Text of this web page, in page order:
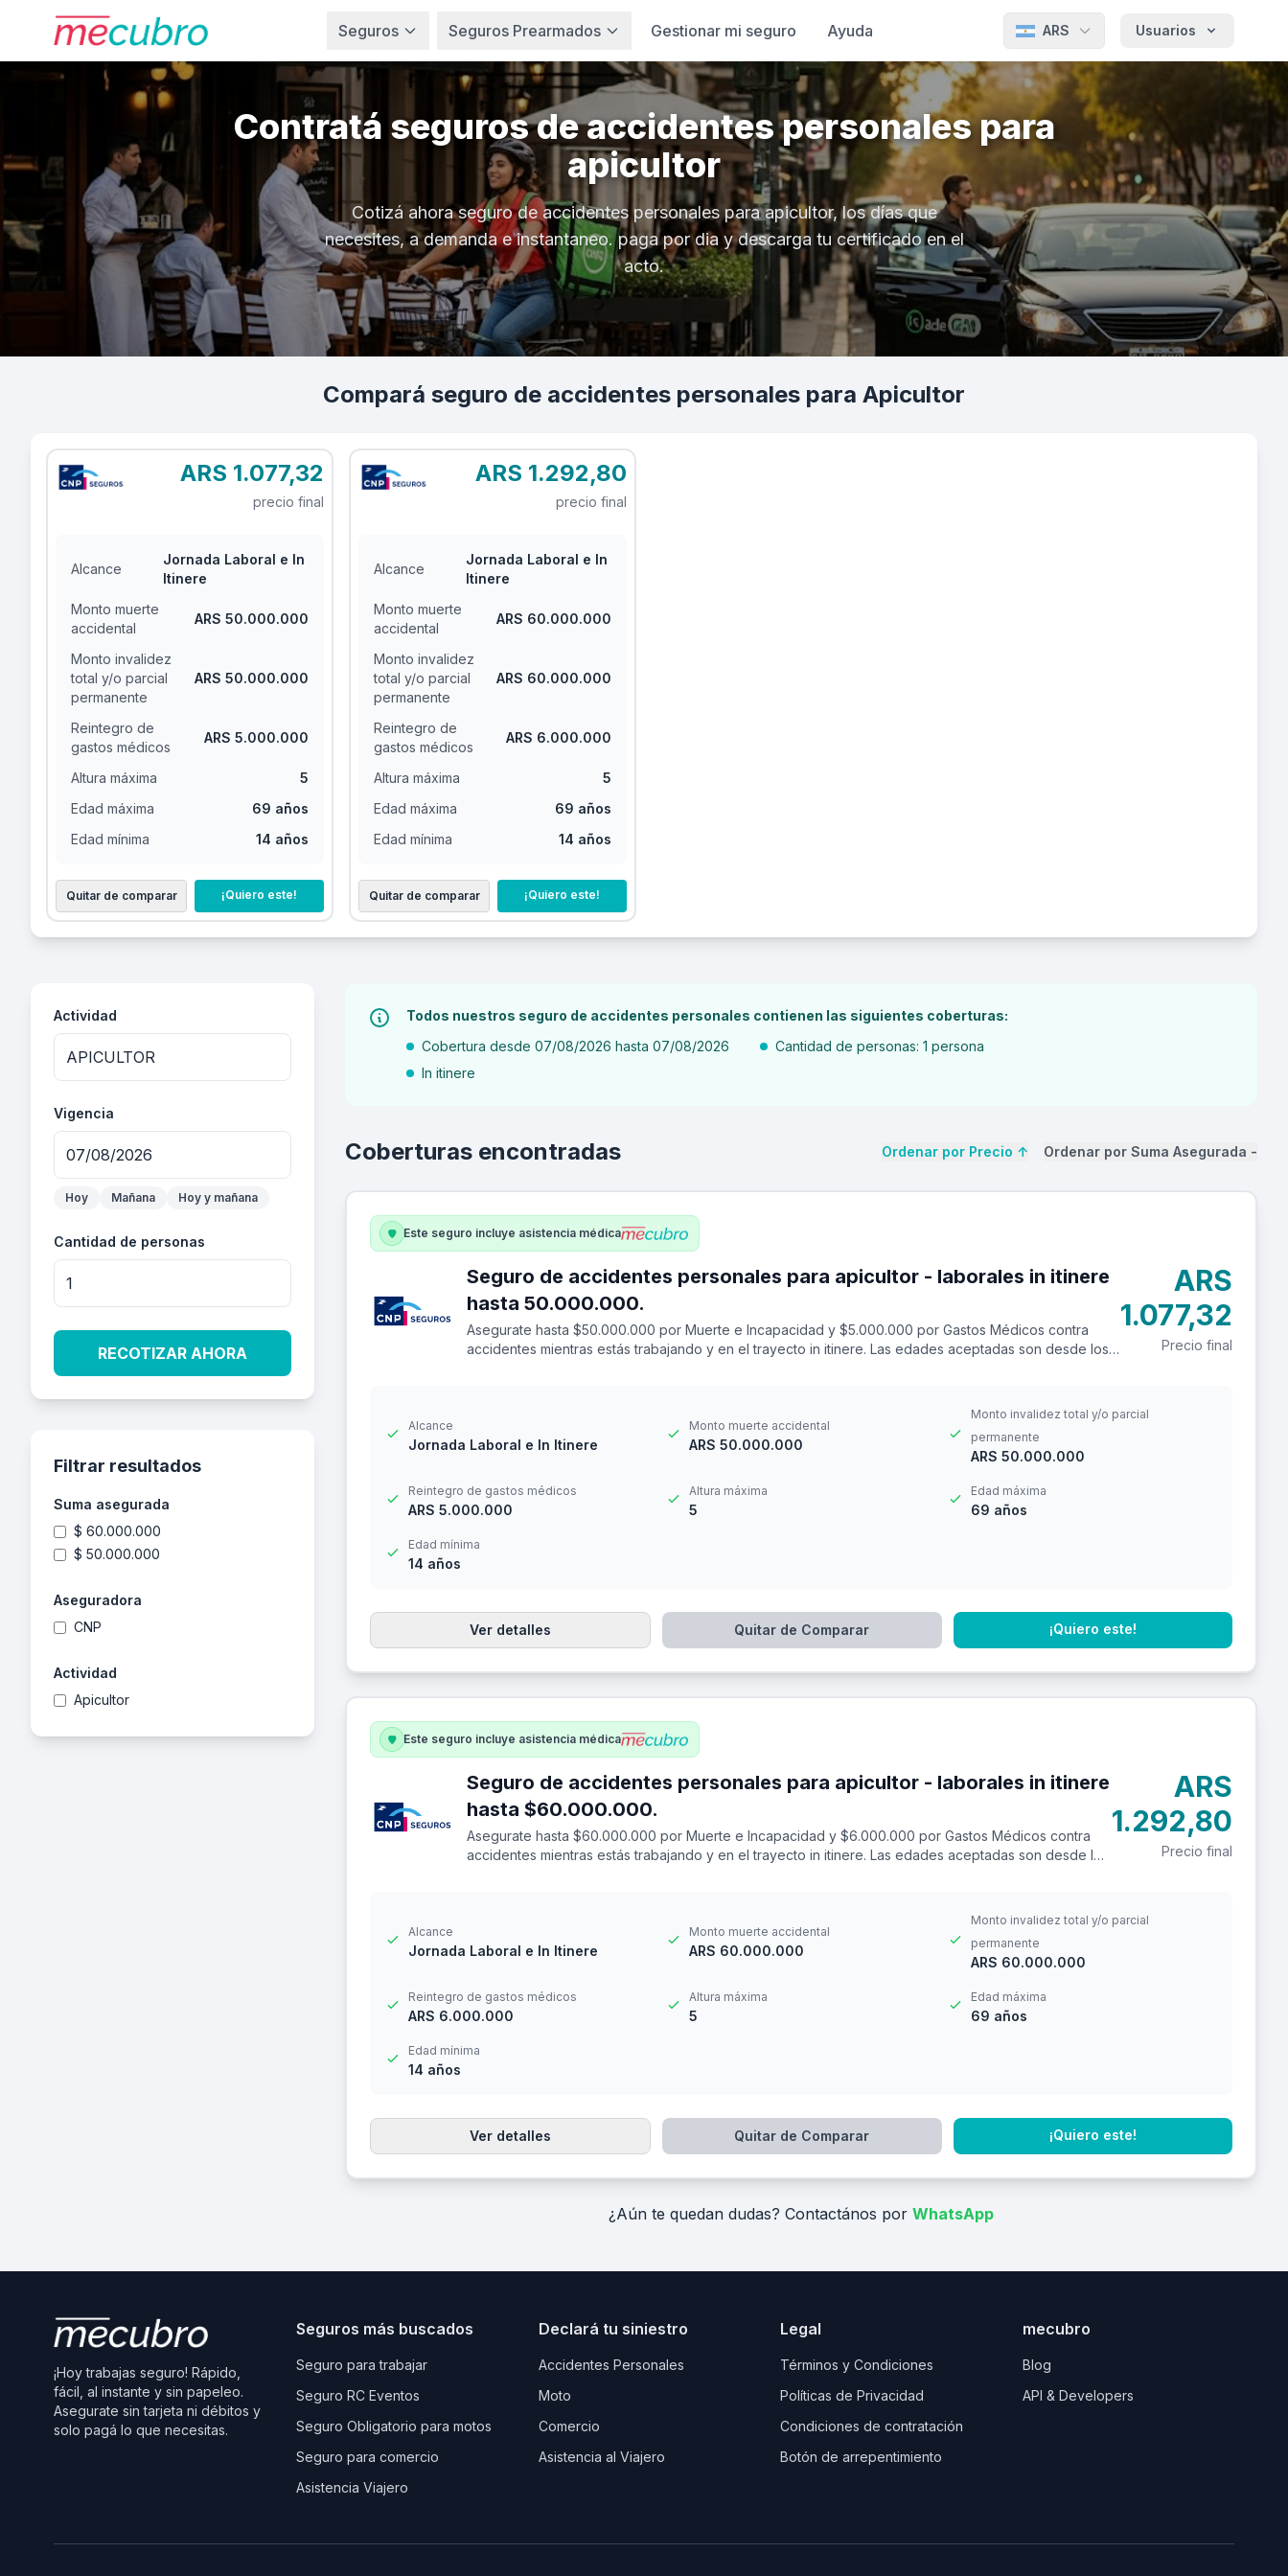
Seguros Seguros Prearmados Gestionar mi seguro Ayuda ARS Usuarios
Contratá seguros de accidentes personales para
apicultor
Cotizá ahora seguro de accidentes personales para apicultor, los días que
necesites, a demanda e instantaneo. paga por dia y descarga tu certificado en el
acto.
Compará seguro de accidentes personales para Apicultor
ARS 1.077,32
precio final
Alcance
Jornada Laboral e In
Itinere
Monto muerte
accidental
ARS 50.000.000
Monto invalidez
total y/o parcial
permanente
ARS 50.000.000
Reintegro de
gastos médicos
ARS 5.000.000
Altura máxima
5
Edad máxima
69 años
Edad mínima
14 años
Quitar de comparar ¡Quiero este!
ARS 1.292,80
precio final
Alcance
Jornada Laboral e In
Itinere
Monto muerte
accidental
ARS 60.000.000
Monto invalidez
total y/o parcial
permanente
ARS 60.000.000
Reintegro de
gastos médicos
ARS 6.000.000
Altura máxima
5
Edad máxima
69 años
Edad mínima
14 años
Quitar de comparar ¡Quiero este!
Actividad
Vigencia
Hoy Mañana Hoy y mañana
Cantidad de personas
RECOTIZAR AHORA
Filtrar resultados
Suma asegurada
$ 60.000.000
$ 50.000.000
Aseguradora
CNP
Actividad
Apicultor
Todos nuestros seguro de accidentes personales contienen las siguientes coberturas:
Cobertura desde 07/08/2026 hasta 07/08/2026
Cantidad de personas: 1 persona
In itinere
Coberturas encontradas Ordenar por Precio ↑ Ordenar por Suma Asegurada -
Este seguro incluye asistencia médica
Seguro de accidentes personales para apicultor - laborales in itinere
hasta 50.000.000.
Asegurate hasta $50.000.000 por Muerte e Incapacidad y $5.000.000 por Gastos Médicos contra
accidentes mientras estás trabajando y en el trayecto in itinere. Las edades aceptadas son desde los
ARS
1.077,32
Precio final
Alcance
Jornada Laboral e In Itinere
Monto muerte accidental
ARS 50.000.000
Monto invalidez total y/o parcial
permanente
ARS 50.000.000
Reintegro de gastos médicos
ARS 5.000.000
Altura máxima
5
Edad máxima
69 años
Edad mínima
14 años
Ver detalles Quitar de Comparar ¡Quiero este!
Este seguro incluye asistencia médica
Seguro de accidentes personales para apicultor - laborales in itinere
hasta $60.000.000.
Asegurate hasta $60.000.000 por Muerte e Incapacidad y $6.000.000 por Gastos Médicos contra
accidentes mientras estás trabajando y en el trayecto in itinere. Las edades aceptadas son desde los
ARS
1.292,80
Precio final
Alcance
Jornada Laboral e In Itinere
Monto muerte accidental
ARS 60.000.000
Monto invalidez total y/o parcial
permanente
ARS 60.000.000
Reintegro de gastos médicos
ARS 6.000.000
Altura máxima
5
Edad máxima
69 años
Edad mínima
14 años
Ver detalles Quitar de Comparar ¡Quiero este!
¿Aún te quedan dudas? Contactános por WhatsApp
¡Hoy trabajas seguro! Rápido,
fácil, al instante y sin papeleo.
Asegurate sin tarjeta ni débitos y
solo pagá lo que necesitas.
Seguros más buscados
Seguro para trabajar
Seguro RC Eventos
Seguro Obligatorio para motos
Seguro para comercio
Asistencia Viajero
Declará tu siniestro
Accidentes Personales
Moto
Comercio
Asistencia al Viajero
Legal
Términos y Condiciones
Políticas de Privacidad
Condiciones de contratación
Botón de arrepentimiento
mecubro
Blog
API & Developers